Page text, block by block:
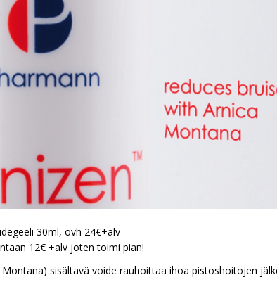
30ml, ovh 24€+alv
12€ +alv joten toimi pian!
Montana) sisältävä voide rauhoittaa ihoa pistoshoitojen